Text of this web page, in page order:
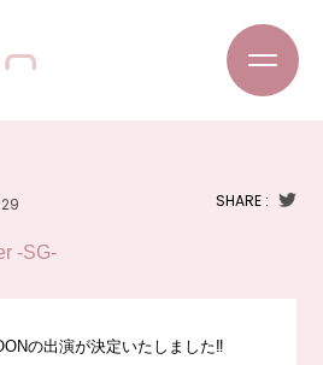
SHARE :
-SG-
の出演が決定いたしました‼️